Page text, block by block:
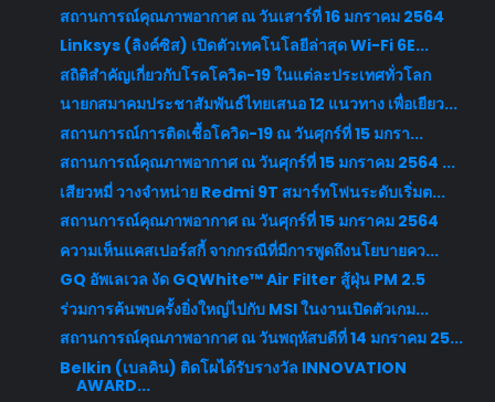
สถานการณ์คุณภาพอากาศ ณ วันเสาร์ที่ 16 มกราคม 2564
Linksys (ลิงค์ซิส) เปิดตัวเทคโนโลยีล่าสุด Wi-Fi 6E...
สถิติสำคัญเกี่ยวกับโรคโควิด-19 ในแต่ละประเทศทั่วโลก
นายกสมาคมประชาสัมพันธ์ไทยเสนอ 12 แนวทาง เพื่อเยียว...
สถานการณ์การติดเชื้อโควิด-19 ณ วันศุกร์ที่ 15 มกรา...
สถานการณ์คุณภาพอากาศ ณ วันศุกร์ที่ 15 มกราคม 2564 ...
เสียวหมี่ วางจำหน่าย Redmi 9T สมาร์ทโฟนระดับเริ่มต...
สถานการณ์คุณภาพอากาศ ณ วันศุกร์ที่ 15 มกราคม 2564
ความเห็นแคสเปอร์สกี้ จากกรณีที่มีการพูดถึงนโยบายคว...
GQ อัพเลเวล งัด GQWhite™ Air Filter สู้ฝุ่น PM 2.5
ร่วมการค้นพบครั้งยิ่งใหญ่ไปกับ MSI ในงานเปิดตัวเกม...
สถานการณ์คุณภาพอากาศ ณ วันพฤหัสบดีที่ 14 มกราคม 25...
Belkin (เบลคิน) ติดโผได้รับรางวัล INNOVATION
AWARD...